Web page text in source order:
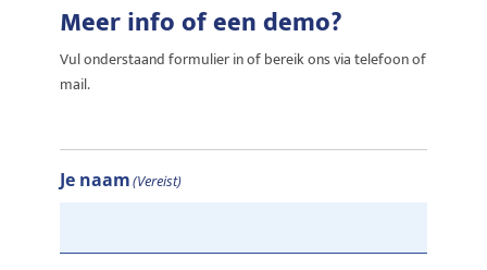
Meer info of een demo?
Vul onderstaand formulier in of bereik ons via telefoon of
mail.
Je naam(Vereist)